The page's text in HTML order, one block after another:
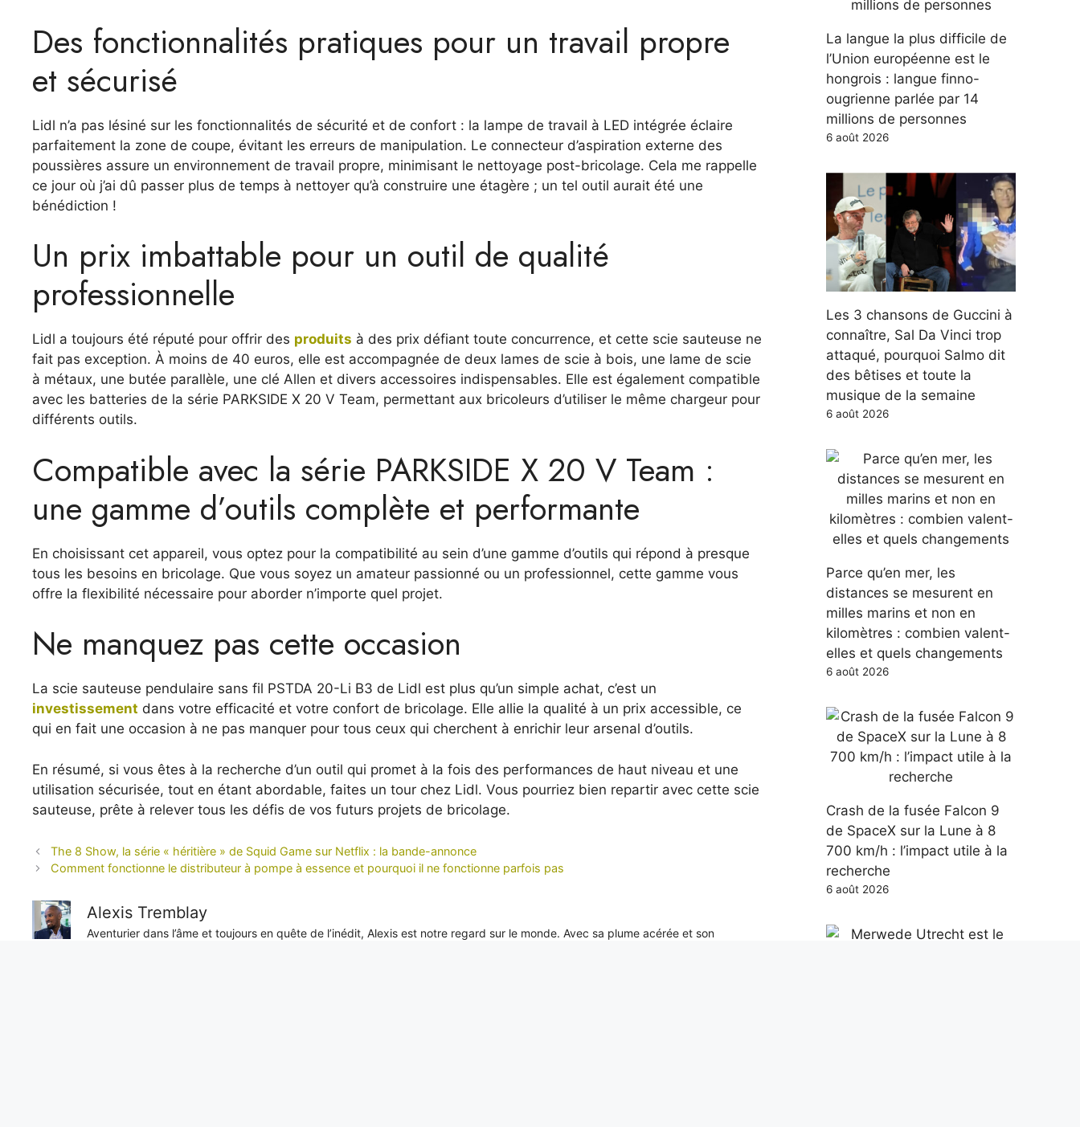
Des fonctionnalités pratiques pour un travail propre
et sécurisé
Lidl n’a pas lésiné sur les fonctionnalités de sécurité et de confort : la lampe de travail à LED intégrée éclaire
parfaitement la zone de coupe, évitant les erreurs de manipulation. Le connecteur d’aspiration externe des
poussières assure un environnement de travail propre, minimisant le nettoyage post-bricolage. Cela me rappelle
ce jour où j’ai dû passer plus de temps à nettoyer qu’à construire une étagère ; un tel outil aurait été une
bénédiction !
Un prix imbattable pour un outil de qualité
professionnelle
Lidl a toujours été réputé pour offrir des produits à des prix défiant toute concurrence, et cette scie sauteuse ne
fait pas exception. À moins de 40 euros, elle est accompagnée de deux lames de scie à bois, une lame de scie
à métaux, une butée parallèle, une clé Allen et divers accessoires indispensables. Elle est également compatible
avec les batteries de la série PARKSIDE X 20 V Team, permettant aux bricoleurs d’utiliser le même chargeur pour
différents outils.
Compatible avec la série PARKSIDE X 20 V Team :
une gamme d’outils complète et performante
En choisissant cet appareil, vous optez pour la compatibilité au sein d’une gamme d’outils qui répond à presque
tous les besoins en bricolage. Que vous soyez un amateur passionné ou un professionnel, cette gamme vous
offre la flexibilité nécessaire pour aborder n’importe quel projet.
Ne manquez pas cette occasion
La scie sauteuse pendulaire sans fil PSTDA 20-Li B3 de Lidl est plus qu’un simple achat, c’est un
investissement dans votre efficacité et votre confort de bricolage. Elle allie la qualité à un prix accessible, ce
qui en fait une occasion à ne pas manquer pour tous ceux qui cherchent à enrichir leur arsenal d’outils.
En résumé, si vous êtes à la recherche d’un outil qui promet à la fois des performances de haut niveau et une
utilisation sécurisée, tout en étant abordable, faites un tour chez Lidl. Vous pourriez bien repartir avec cette scie
sauteuse, prête à relever tous les défis de vos futurs projets de bricolage.
The 8 Show, la série « héritière » de Squid Game sur Netflix : la bande-annonce
Comment fonctionne le distributeur à pompe à essence et pourquoi il ne fonctionne parfois pas
Alexis Tremblay
Aventurier dans l’âme et toujours en quête de l’inédit, Alexis est notre regard sur le monde. Avec sa plume acérée et son
La langue la plus difficile de
l’Union européenne est le
hongrois : langue finno-
ougrienne parlée par 14
millions de personnes
6 août 2026
Les 3 chansons de Guccini à
connaître, Sal Da Vinci trop
attaqué, pourquoi Salmo dit
des bêtises et toute la
musique de la semaine
6 août 2026
Parce qu’en mer, les
distances se mesurent en
milles marins et non en
kilomètres : combien valent-
elles et quels changements
6 août 2026
Crash de la fusée Falcon 9
de SpaceX sur la Lune à 8
700 km/h : l’impact utile à la
recherche
6 août 2026